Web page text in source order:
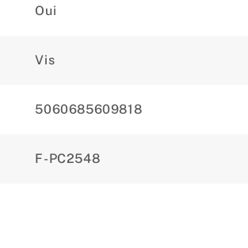
Oui
Vis
5060685609818
F-PC2548